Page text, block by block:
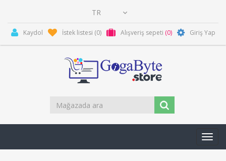
Kaydol İstek listesi (0) Alışveriş sepeti (0) Giriş Yap